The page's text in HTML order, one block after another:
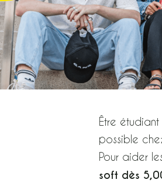
Être
possible
Pour aider
soft dès